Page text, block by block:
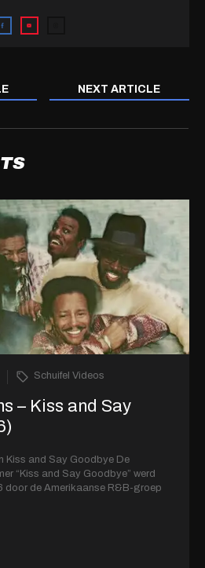
NEXT ARTICLE
Schuifel Videos
– Kiss and Say
Kiss and Say Goodbye De
“Kiss and Say Goodbye” werd
door de Amerikaanse R&B-groep